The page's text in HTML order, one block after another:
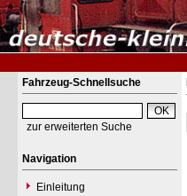
Fahrzeug-Schnellsuche
zur erweiterten Suche
Navigation
Einleitung